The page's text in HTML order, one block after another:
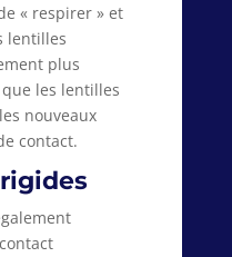
« respirer » et
lentilles
plus
les lentilles
nouveaux
contact.